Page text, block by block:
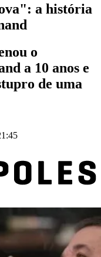
a história
o
a 10 anos e
de uma